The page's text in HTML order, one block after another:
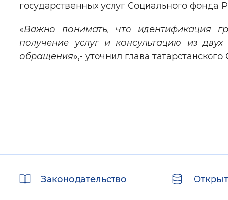
государственных услуг Социального фонда
«Важно понимать, что идентификация
получение услуг и консультацию из
обращения»,- уточнил глава
ссылкиЗаконодательство